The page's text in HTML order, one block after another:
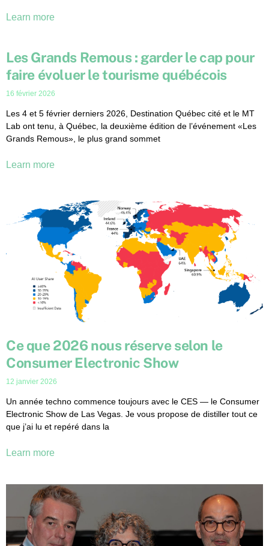
Learn more
Les Grands Remous : garder le cap pour
faire évoluer le tourisme québécois
16 février 2026
Les 4 et 5 février derniers 2026, Destination Québec cité et le MT
Lab ont tenu, à Québec, la deuxième édition de l’événement «Les
Grands Remous», le plus grand sommet
Learn more
Ce que 2026 nous réserve selon le
Consumer Electronic Show
12 janvier 2026
Un année techno commence toujours avec le CES — le Consumer
Electronic Show de Las Vegas. Je vous propose de distiller tout ce
que j’ai lu et repéré dans la
Learn more